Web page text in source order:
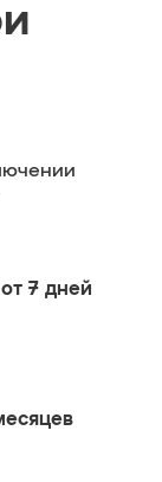
от 7 дней